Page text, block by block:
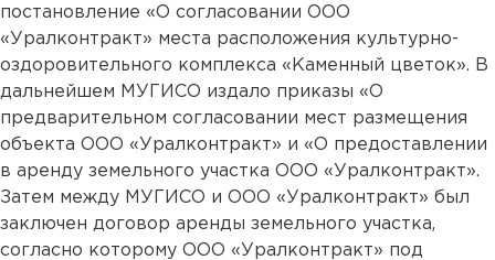
постановление «О согласовании ООО
«Уралконтракт» места расположения культурно-
оздоровительного комплекса «Каменный цветок». В
дальнейшем МУГИСО издало приказы «О
предварительном согласовании мест размещения
объекта ООО «Уралконтракт» и «О предоставлении
в аренду земельного участка ООО «Уралконтракт».
Затем между МУГИСО и ООО «Уралконтракт» был
заключен договор аренды земельного участка,
согласно которому ООО «Уралконтракт» под